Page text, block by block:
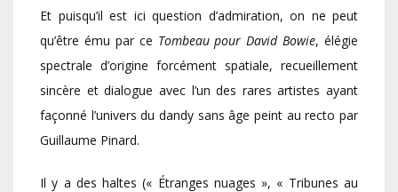
Et puisqu’il est ici question d’admiration, on ne peut
qu’être ému par ce Tombeau pour David Bowie, élégie
spectrale d’origine forcément spatiale, recueillement
sincère et dialogue avec l’un des rares artistes ayant
façonné l’univers du dandy sans âge peint au recto par
Guillaume Pinard.
Il y a des haltes (« Étranges nuages », « Tribunes au